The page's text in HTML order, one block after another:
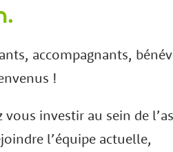
accompagnants,
!
vous investir au sein de
l’équipe actuelle,